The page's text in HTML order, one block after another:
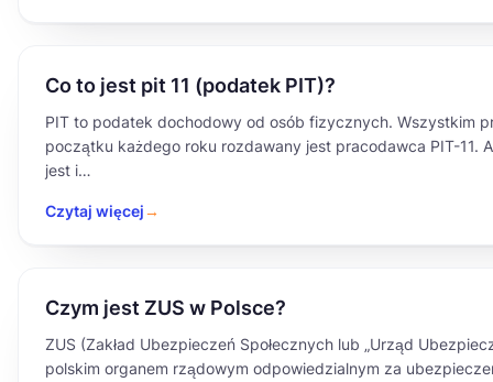
Co to jest pit 11 (podatek PIT)?
PIT to podatek dochodowy od osób fizycznych. Wszystkim
początku każdego roku rozdawany jest pracodawca PIT-11.
jest i…
Czytaj więcej→
Czym jest ZUS w Polsce?
ZUS (Zakład Ubezpieczeń Społecznych lub „Urząd
polskim organem rządowym odpowiedzialnym za